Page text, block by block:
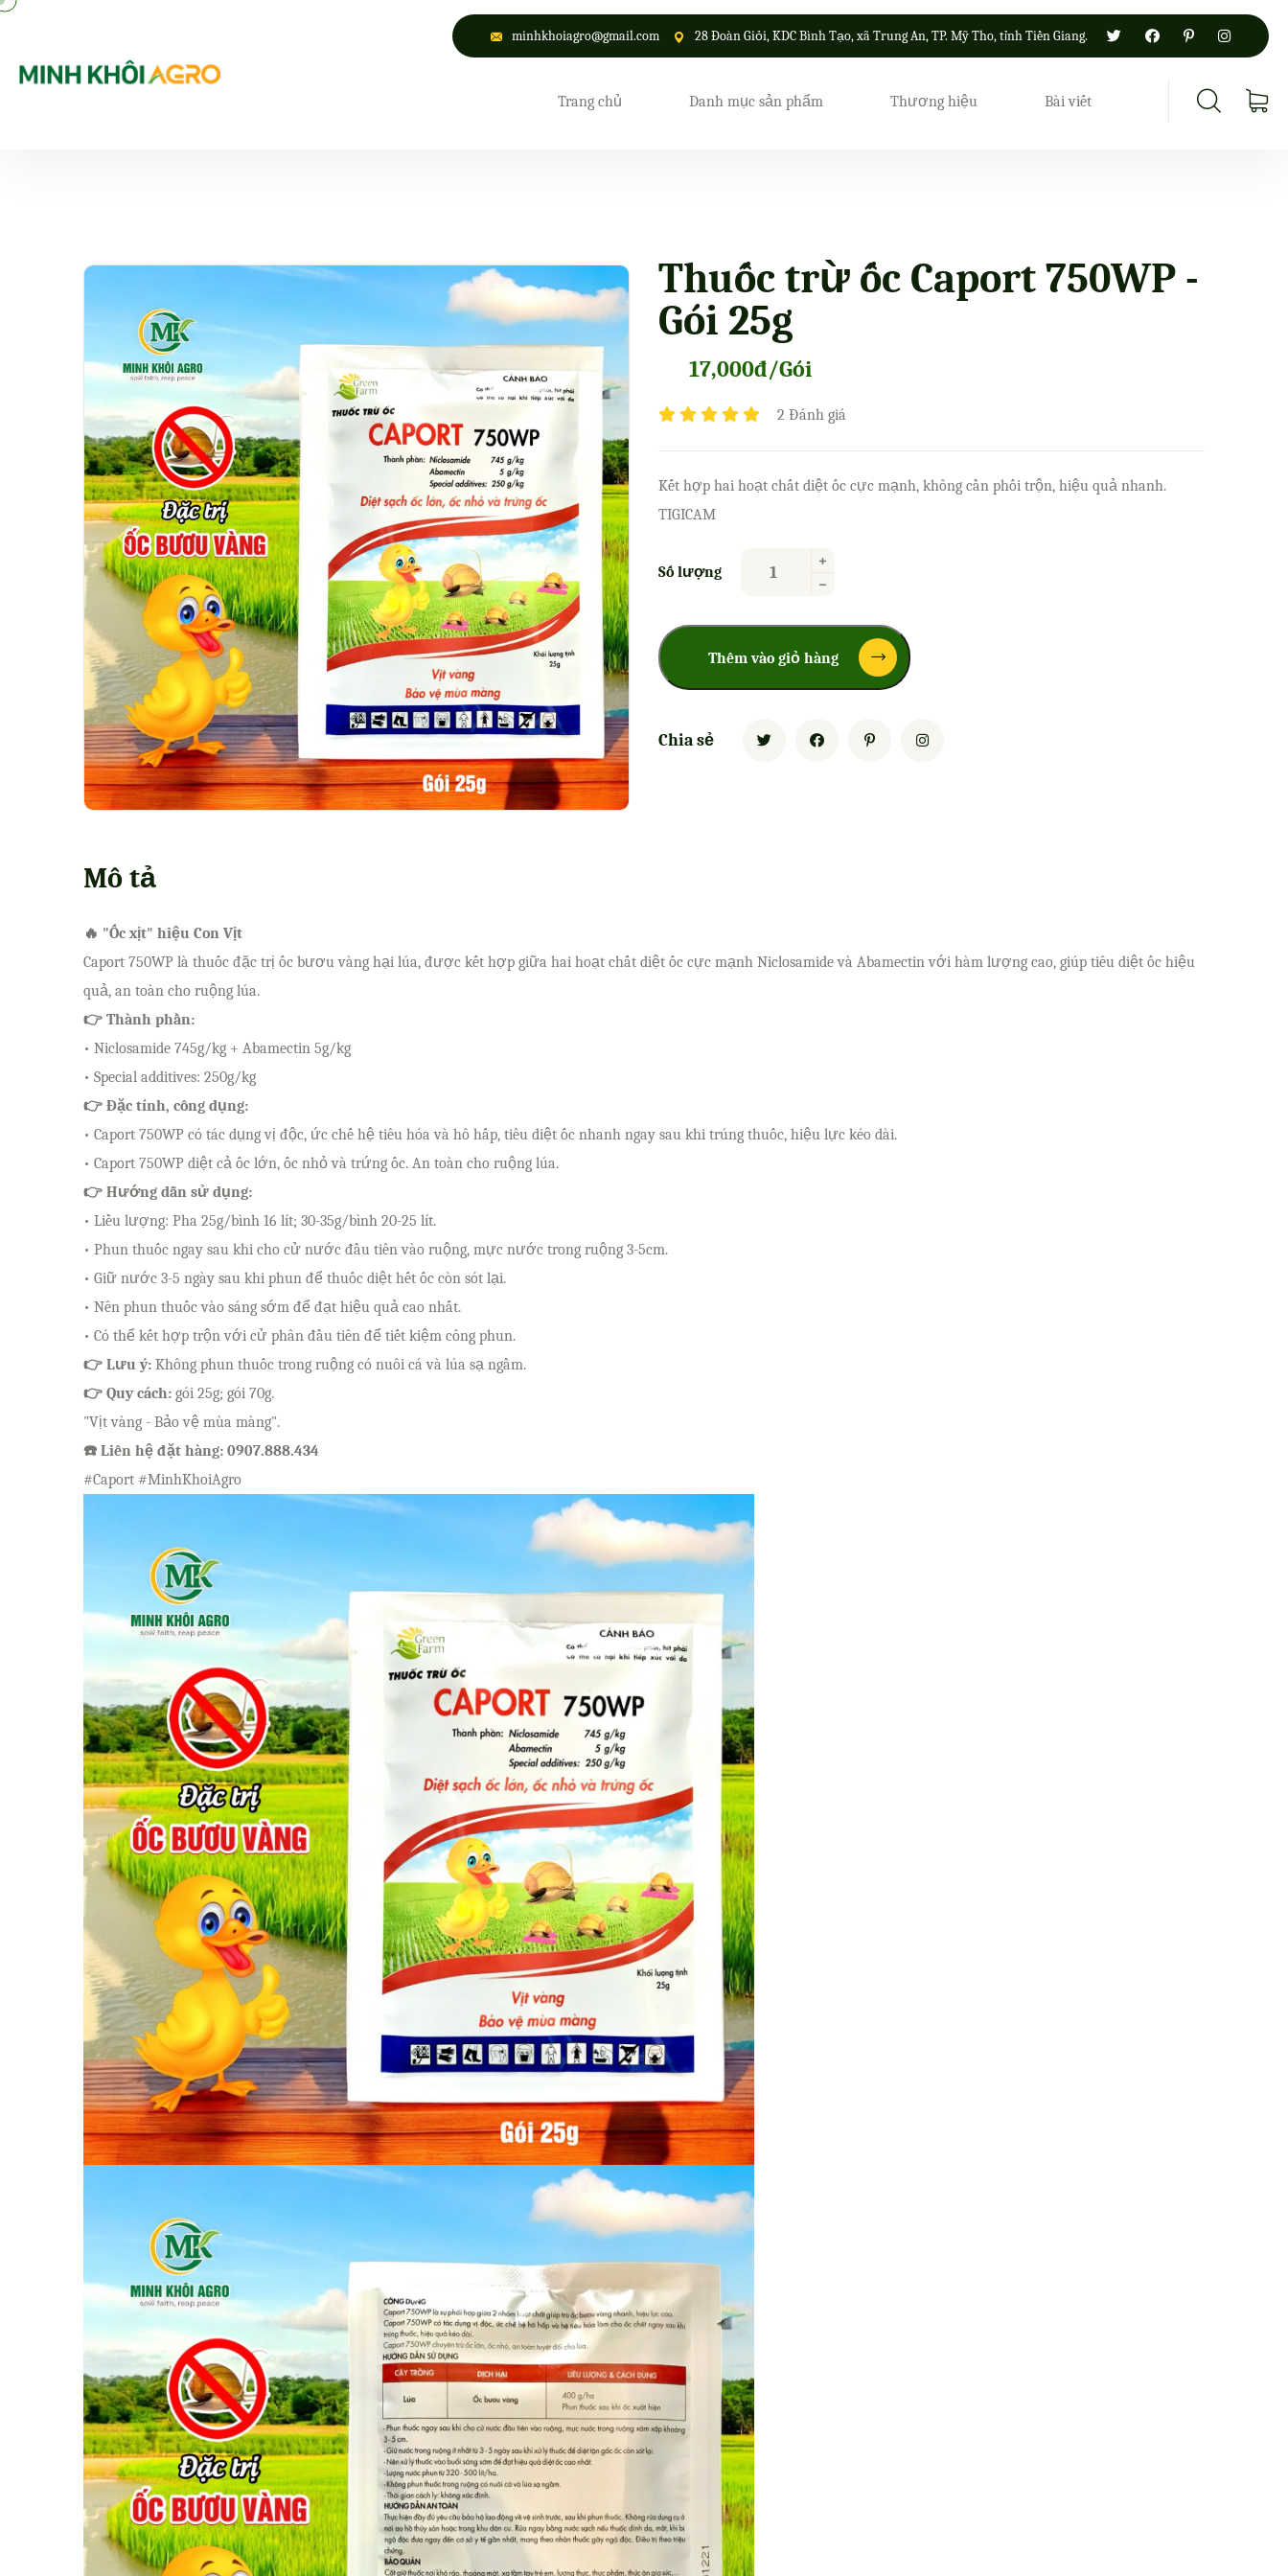
minhkhoiagro@gmail.com 28 Đoàn Giỏi, KDC Bình Tạo, xã Trung An, TP. Mỹ Tho, tỉnh Tiền Giang.
Trang chủ Danh mục sản phẩm Thương hiệu Bài viết
Previous Next
Thuốc trừ ốc Caport 750WP -
Gói 25g
17,000đ/Gói
2 Đánh giá
Kết hợp hai hoạt chất diệt ốc cực mạnh, không cần phối trộn, hiệu quả nhanh.
TIGICAM
Số lượng
Thêm vào giỏ hàng
Chia sẻ
Mô tả
🔥 "Ốc xịt" hiệu Con Vịt
Caport 750WP là thuốc đặc trị ốc bươu vàng hại lúa, được kết hợp giữa hai hoạt chất diệt ốc cực mạnh Niclosamide và Abamectin với hàm lượng cao, giúp tiêu diệt ốc hiệu
quả, an toàn cho ruộng lúa.
👉 Thành phần:
• Niclosamide 745g/kg + Abamectin 5g/kg
• Special additives: 250g/kg
👉 Đặc tính, công dụng:
• Caport 750WP có tác dụng vị độc, ức chế hệ tiêu hóa và hô hấp, tiêu diệt ốc nhanh ngay sau khi trúng thuốc, hiệu lực kéo dài.
• Caport 750WP diệt cả ốc lớn, ốc nhỏ và trứng ốc. An toàn cho ruộng lúa.
👉 Hướng dẫn sử dụng:
• Liều lượng: Pha 25g/bình 16 lít; 30-35g/bình 20-25 lít.
• Phun thuốc ngay sau khi cho cử nước đầu tiên vào ruộng, mực nước trong ruộng 3-5cm.
• Giữ nước 3-5 ngày sau khi phun để thuốc diệt hết ốc còn sót lại.
• Nên phun thuốc vào sáng sớm để đạt hiệu quả cao nhất.
• Có thể kết hợp trộn với cử phân đầu tiên để tiết kiệm công phun.
👉 Lưu ý: Không phun thuốc trong ruộng có nuôi cá và lúa sạ ngầm.
👉 Quy cách: gói 25g; gói 70g.
"Vịt vàng - Bảo vệ mùa màng".
☎️ Liên hệ đặt hàng: 0907.888.434
#Caport #MinhKhoiAgro